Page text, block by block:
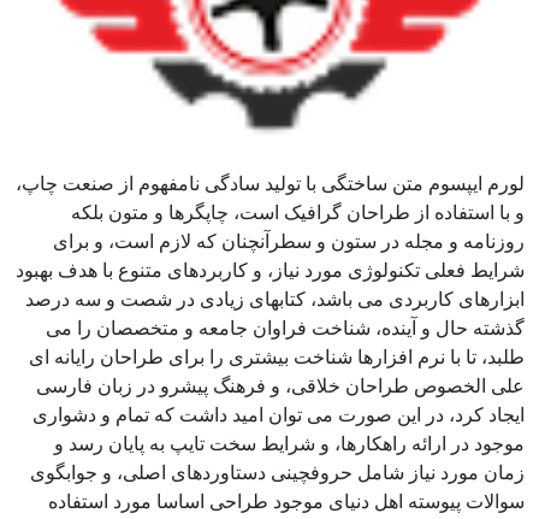
لورم ایپسوم متن ساختگی با تولید سادگی نامفهوم از صنعت چاپ،
و با استفاده از طراحان گرافیک است، چاپگرها و متون بلکه
روزنامه و مجله در ستون و سطرآنچنان که لازم است، و برای
شرایط فعلی تکنولوژی مورد نیاز، و کاربردهای متنوع با هدف بهبود
ابزارهای کاربردی می باشد، کتابهای زیادی در شصت و سه درصد
گذشته حال و آینده، شناخت فراوان جامعه و متخصصان را می
طلبد، تا با نرم افزارها شناخت بیشتری را برای طراحان رایانه ای
علی الخصوص طراحان خلاقی، و فرهنگ پیشرو در زبان فارسی
ایجاد کرد، در این صورت می توان امید داشت که تمام و دشواری
موجود در ارائه راهکارها، و شرایط سخت تایپ به پایان رسد و
زمان مورد نیاز شامل حروفچینی دستاوردهای اصلی، و جوابگوی
سوالات پیوسته اهل دنیای موجود طراحی اساسا مورد استفاده